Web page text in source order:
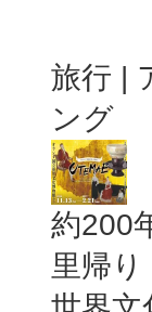
旅行 |
ング
約200
里帰